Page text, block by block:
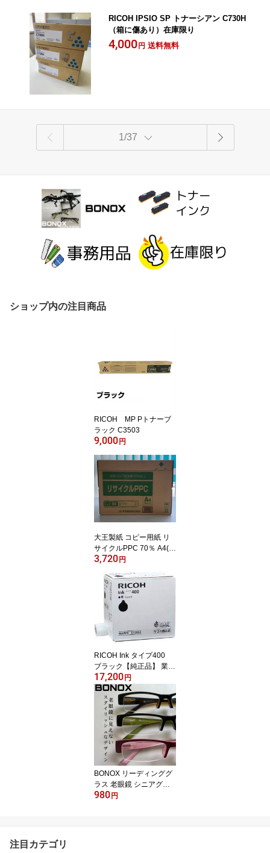
RICOH IPSIO SP トナーシアン C730H
（箱に傷あり）在庫限り
4,000 円 送料無料
1/37
ショップ内の注目商品
RICOH MP Pトナーブ
ラック C3503
9,000 円
大王製紙 コピー用紙 リ
サイクルPPC 70％ A4(5
00枚×5冊)
3,720 円
RICOH Ink タイプ400
ブラック【純正品】 業務
用1000ml×5個セット：6
13953×5
17,200 円
BONOX リーディンググ
ラス 老眼鏡 シニアグラ
ス WA009シリーズ
980 円
注目カテゴリ